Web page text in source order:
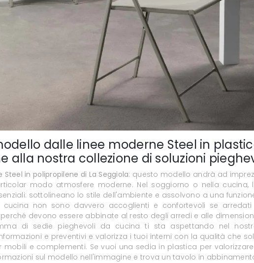
dalle linee moderne Steel in
alla nostra collezione di soluzioni
Steel in polipropilene di La Seggiola: questo modello andrà ad
modo atmosfere moderne. Nel soggiorno o nella cucina,
sottolineano lo stile dell'ambiente e assolvono a una
non sono davvero accoglienti e confortevoli se arredati
devono essere abbinate al resto degli arredi e alle
di sedie pieghevoli da cucina ti sta aspettando nel
e preventivi e valorizza i tuoi interni con la qualità che
mobili e complementi. Se vuoi una sedia in plastica per
sul modello nell'immagine e trova un tavolo in